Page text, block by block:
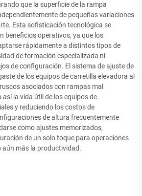
que la superficie de la rampa
de pequeñas variaciones
Esta sofisticación tecnológica se
beneficios operativos, ya que los
rápidamente a distintos tipos de
de formación especializada ni
de configuración. El sistema de ajuste de
de los equipos de carretilla elevadora al
asociados con rampas mal
la vida útil de los equipos de
y reduciendo los costos de
de altura frecuentemente
como ajustes memorizados,
de un solo toque para operaciones
aún más la productividad.